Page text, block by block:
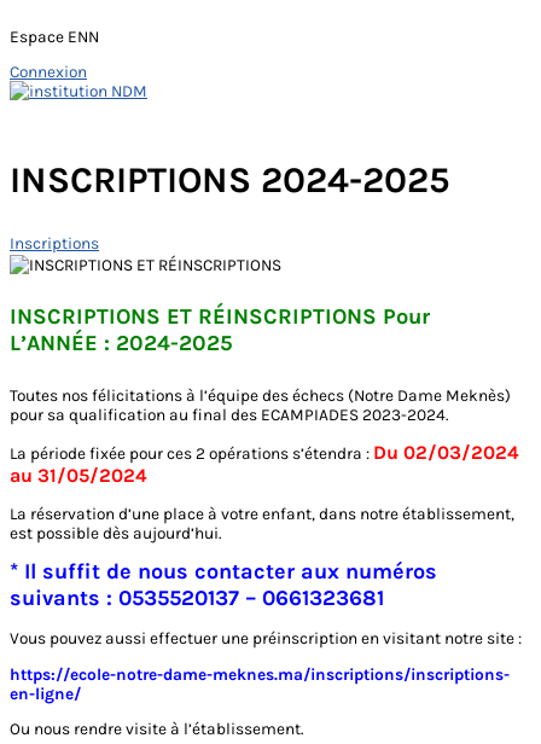
Espace ENN
Connexion
Skip
INSCRIPTIONS 2024-2025
Inscriptions
INSCRIPTIONS ET RÉINSCRIPTIONS Pour
L’ANNÉE : 2024-2025
Toutes nos félicitations à l’équipe des échecs (Notre Dame Meknès)
pour sa qualification au final des ECAMPIADES 2023-2024.
La période fixée pour ces 2 opérations s’étendra : Du 02/03/2024
au 31/05/2024
La réservation d’une place à votre enfant, dans notre établissement,
est possible dès aujourd’hui.
* Il suffit de nous contacter aux numéros
suivants : 0535520137 – 0661323681
Vous pouvez aussi effectuer une préinscription en visitant notre site :
https://ecole-notre-dame-meknes.ma/inscriptions/inscriptions-
en-ligne/
Ou nous rendre visite à l’établissement.